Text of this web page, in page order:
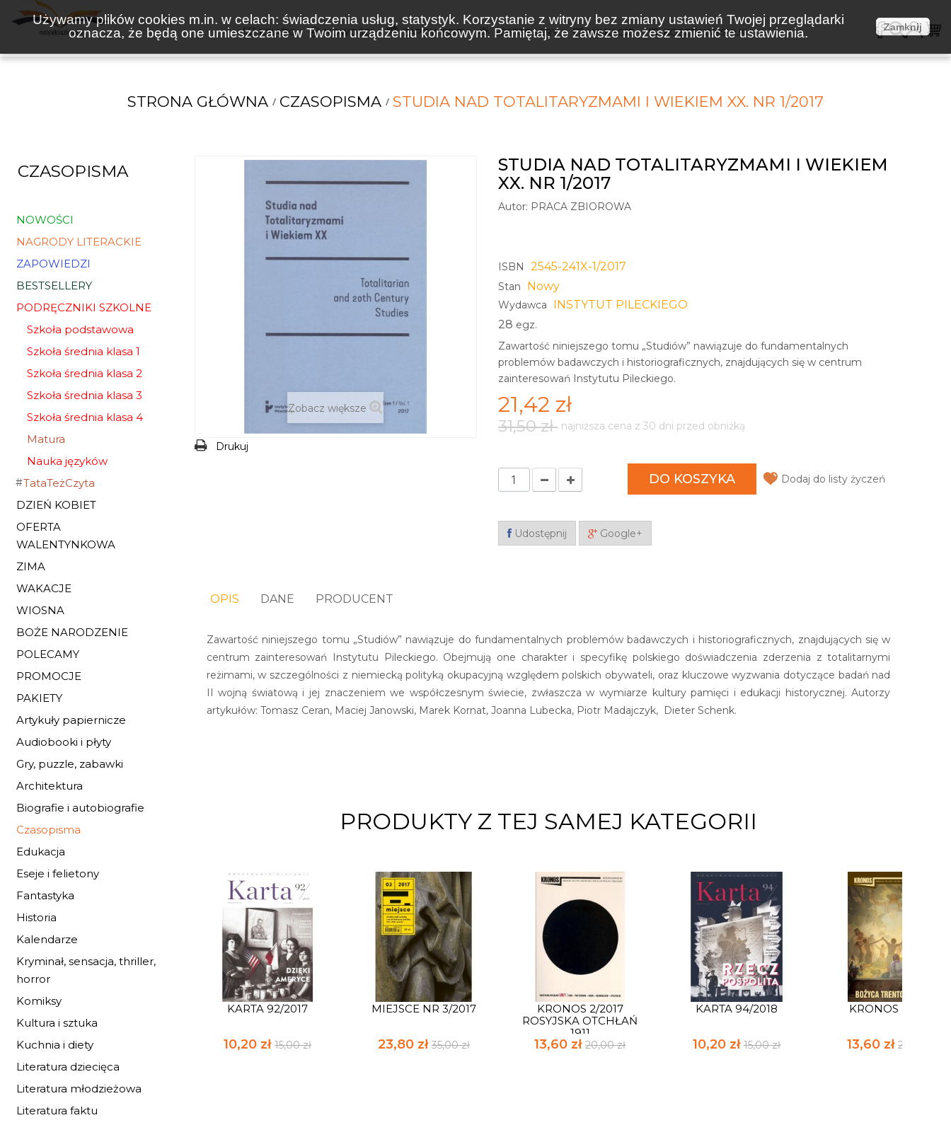
Używamy plików cookies m.in. w celach: świadczenia usług, statystyk. Korzystanie z witryny bez zmiany ustawień Twojej przeglądarki
oznacza, że będą one umieszczane w Twoim urządzeniu końcowym. Pamiętaj, że zawsze możesz zmienić te ustawienia.
Zamknij
KSIĄŻKI NOWOŚCI ZAPOWIEDZI BESTSELLERY WAKACJE KOSZTY WYSYŁKI
STRONA GŁÓWNA CZASOPISMA STUDIA NAD TOTALITARYZMAMI I WIEKIEM XX. NR 1/2017
CZASOPISMA
NOWOŚCI
NAGRODY LITERACKIE
ZAPOWIEDZI
BESTSELLERY
PODRĘCZNIKI SZKOLNE
Szkoła podstawowa
Szkoła średnia klasa 1
Szkoła średnia klasa 2
Szkoła średnia klasa 3
Szkoła średnia klasa 4
Matura
Nauka języków
TataTeżCzyta
DZIEŃ KOBIET
OFERTA
WALENTYNKOWA
ZIMA
WAKACJE
WIOSNA
BOŻE NARODZENIE
POLECAMY
PROMOCJE
PAKIETY
Artykuły papiernicze
Audiobooki i płyty
Gry, puzzle, zabawki
Architektura
Biografie i autobiografie
Czasopisma
Edukacja
Eseje i felietony
Fantastyka
Historia
Kalendarze
Kryminał, sensacja, thriller,
horror
Komiksy
Kultura i sztuka
Kuchnia i diety
Literatura dziecięca
Literatura młodzieżowa
Literatura faktu
Zobacz większe
Drukuj
STUDIA NAD TOTALITARYZMAMI I WIEKIEM
XX. NR 1/2017
Autor: PRACA ZBIOROWA
ISBN 2545-241X-1/2017
Stan Nowy
Wydawca
INSTYTUT PILECKIEGO
28 egz.
Zawartość niniejszego tomu „Studiów” nawiązuje do fundamentalnych
problemów badawczych i historiograficznych, znajdujących się w centrum
zainteresowań Instytutu Pileckiego.
21,42 zł
31,50 zł najniższa cena z 30 dni przed obniżką
DO KOSZYKA Dodaj do listy życzeń
Udostępnij Google+
OPIS DANE PRODUCENT
Zawartość niniejszego tomu „Studiów” nawiązuje do fundamentalnych problemów badawczych i historiograficznych, znajdujących się w
centrum zainteresowań Instytutu Pileckiego. Obejmują one charakter i specyfikę polskiego doświadczenia zderzenia z totalitarnymi
reżimami, w szczególności z niemiecką polityką okupacyjną względem polskich obywateli, oraz kluczowe wyzwania dotyczące badań nad
II wojną światową i jej znaczeniem we współczesnym świecie, zwłaszcza w wymiarze kultury pamięci i edukacji historycznej. Autorzy
artykułów: Tomasz Ceran, Maciej Janowski, Marek Kornat, Joanna Lubecka, Piotr Madajczyk, Dieter Schenk.
PRODUKTY Z TEJ SAMEJ KATEGORII
KARTA 92/2017
10,20 zł 15,00 zł
MIEJSCE NR 3/2017
23,80 zł 35,00 zł
KRONOS 2/2017
ROSYJSKA OTCHŁAŃ
1911
13,60 zł20,00 zł
KARTA 94/2018
10,20 zł 15,00 zł
KRONOS 4/2017
13,60 zł20,00 zł